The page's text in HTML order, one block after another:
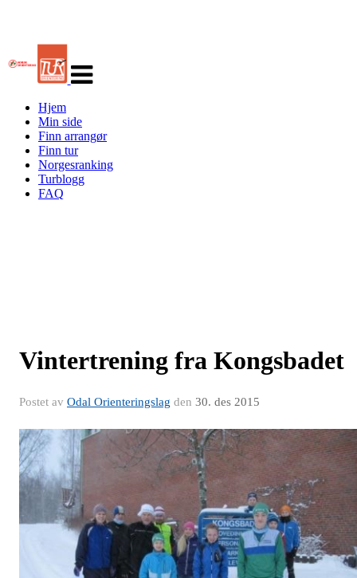
navigasjon
Hjem
Min side
Finn arrangør
Finn tur
Norgesranking
Turblogg
FAQ
Vintertrening fra Kongsbadet
Postet av Odal Orienteringslag den 30. des 2015